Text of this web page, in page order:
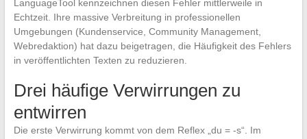
LanguageTool kennzeichnen diesen Fehler mittlerweile in
Echtzeit. Ihre massive Verbreitung in professionellen
Umgebungen (Kundenservice, Community Management,
Webredaktion) hat dazu beigetragen, die Häufigkeit des Fehlers
in veröffentlichten Texten zu reduzieren.
Drei häufige Verwirrungen zu
entwirren
Die erste Verwirrung kommt von dem Reflex „du = -s“. Im